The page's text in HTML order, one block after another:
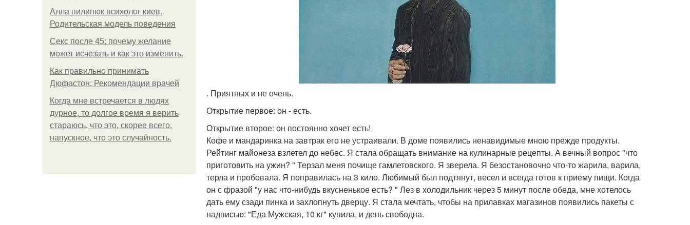
Алла пилипюк психолог киев.
Родительская модель поведения
Секс после 45: почему желание
может исчезать и как это изменить.
Как правильно принимать
Дюфастон: Рекомендации врачей
Когда мне встречается в людях
дурное, то долгое время я верить
стараюсь, что это, скорее всего,
напускное, что это случайность.
. Приятных и не очень.
Открытие первое: он - есть.
Открытие второе: он постоянно хочет есть!
Кофе и мандаринка на завтрак его не устраивали. В доме появились ненавидимые мною прежде продукты.
Рейтинг майонеза взлетел до небес. Я стала обращать внимание на кулинарные рецепты. А вечный вопрос "что
приготовить на ужин? " Терзал меня почище гамлетовского. Я зверела. Я безостановочно что-то жарила, варила,
терла и пробовала. Я поправилась на 3 кило. Любимый был подтянут, весел и всегда готов к приему пищи. Когда
он с фразой "у нас что-нибудь вкусненькое есть? " Лез в холодильник через 5 минут после обеда, мне хотелось
дать ему сзади пинка и захлопнуть дверцу. Я стала мечтать, чтобы на прилавках магазинов появились пакеты с
надписью: "Еда Мужская, 10 кг" купила, и день свободна.